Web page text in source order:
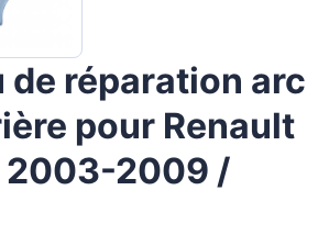
de réparation arc
pour Renault
2003-2009 /